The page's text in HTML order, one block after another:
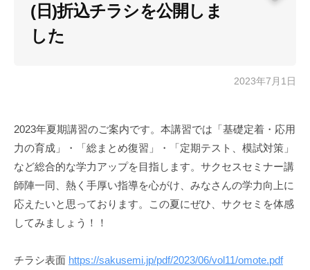
(日)折込チラシを公開しま
した
2023年7月1日
2023年夏期講習のご案内です。本講習では「基礎定着・応用
力の育成」・「総まとめ復習」・「定期テスト、模試対策」
など総合的な学力アップを目指します。サクセスセミナー講
師陣一同、熱く手厚い指導を心がけ、みなさんの学力向上に
応えたいと思っております。この夏にぜひ、サクセミを体感
してみましょう！！
チラシ表面 https://sakusemi.jp/pdf/2023/06/vol11/omote.pdf